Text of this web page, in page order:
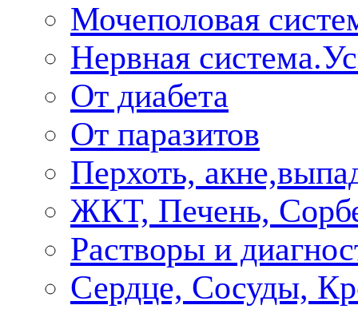
Мочеполовая
Нервная
От диабета
От паразитов
Перхоть,
ЖКТ, Печень,
Растворы и
Сердце, Сосуды,